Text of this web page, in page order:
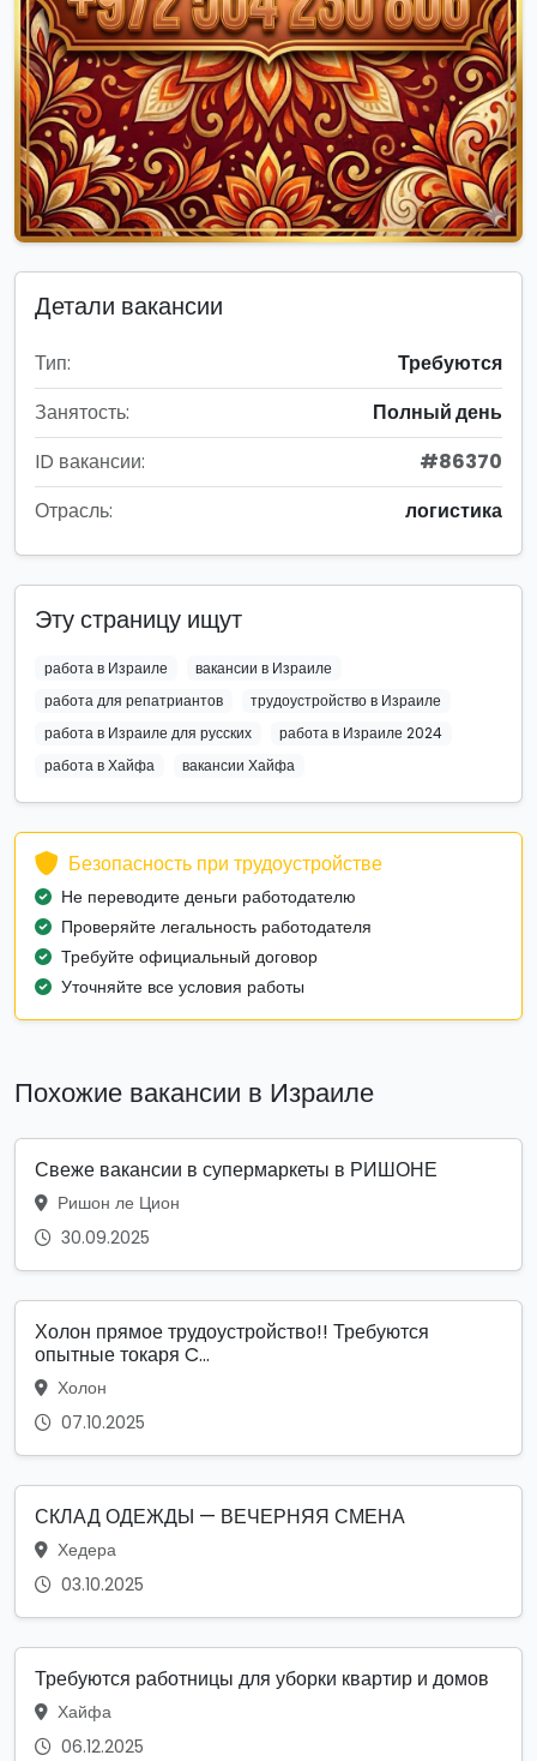
Детали вакансии
Тип:
Требуются
Занятость:
Полный день
ID вакансии:
#86370
Отрасль:
логистика
Эту страницу ищут
работа в Израиле
вакансии в Израиле
работа для репатриантов
трудоустройство в Израиле
работа в Израиле для русских
работа в Израиле 2024
работа в Хайфа
вакансии Хайфа
Безопасность при трудоустройстве
Не переводите деньги работодателю
Проверяйте легальность работодателя
Требуйте официальный договор
Уточняйте все условия работы
Похожие вакансии в Израиле
Свеже вакансии в супермаркеты в РИШОНЕ
Ришон ле Цион
30.09.2025
Холон прямое трудоустройство!! Требуются
опытные токаря C...
Холон
07.10.2025
СКЛАД ОДЕЖДЫ — ВЕЧЕРНЯЯ СМЕНА
Хедера
03.10.2025
Требуются работницы для уборки квартир и домов
Хайфа
06.12.2025